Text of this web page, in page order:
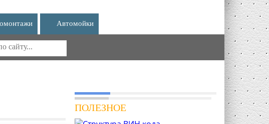
Автомойки
ПОИСКА
ПОЛЕЗНОЕ